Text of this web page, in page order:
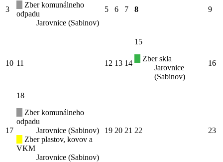
3
Zber komunálneho
odpadu
Jarovnice (Sabinov)
5 6 7 8 9
10 11 12 13 14
15
Zber skla
Jarovnice
(Sabinov)
16
17
18
Zber komunálneho
odpadu
Jarovnice (Sabinov)
Zber plastov, kovov a
VKM
Jarovnice (Sabinov)
19 20 21 22 23